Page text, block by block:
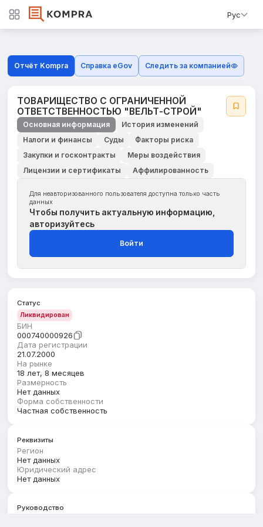
Рус
Отчёт Kompra Справка eGov Следить за компанией
ТОВАРИЩЕСТВО С ОГРАНИЧЕННОЙ
ОТВЕТСТВЕННОСТЬЮ "ВЕЛЬТ-СТРОЙ"
Основная информация
История изменений
Налоги и финансы
Суды
Факторы риска
Закупки и госконтракты
Меры воздействия
Лицензии и сертификаты
Аффилированность
Для неавторизованного пользователя доступна только часть
данных
Чтобы получить актуальную информацию,
авторизуйтесь
Войти
Статус
Ликвидирован
БИН
000740000926
Дата регистрации
21.07.2000
На рынке
18 лет, 8 месяцев
Размерность
Нет данных
Форма собственности
Частная собственность
Реквизиты
Регион
Нет данных
Юридический адрес
Нет данных
Руководство